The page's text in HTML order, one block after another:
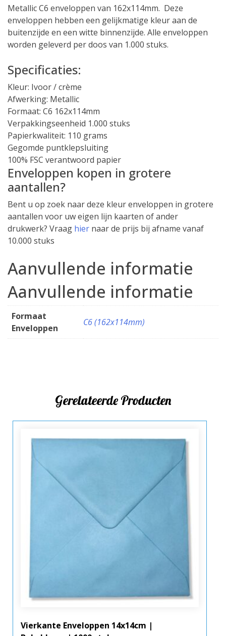
Metallic C6 enveloppen van 162x114mm. Deze
enveloppen hebben een gelijkmatige kleur aan de
buitenzijde en een witte binnenzijde. Alle enveloppen
worden geleverd per doos van 1.000 stuks.
Specificaties:
Kleur: Ivoor / crème
Afwerking: Metallic
Formaat: C6 162x114mm
Verpakkingseenheid 1.000 stuks
Papierkwaliteit: 110 grams
Gegomde puntklepsluiting
100% FSC verantwoord papier
Enveloppen kopen in grotere
aantallen?
Bent u op zoek naar deze kleur enveloppen in grotere
aantallen voor uw eigen lijn kaarten of ander
drukwerk? Vraag hier naar de prijs bij afname vanaf
10.000 stuks
Aanvullende informatie
Aanvullende informatie
Formaat
Enveloppen
C6 (162x114mm)
Gerelateerde Producten
Vierkante Enveloppen 14x14cm |